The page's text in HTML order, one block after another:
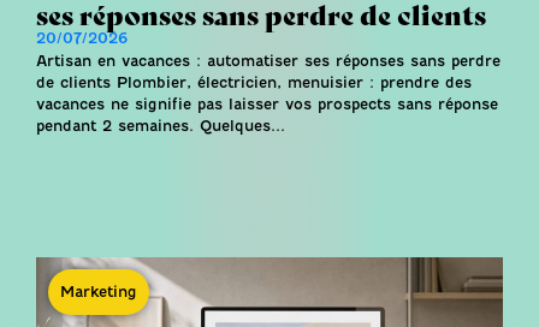
ses réponses sans perdre de clients
20/07/2026
Artisan en vacances : automatiser ses réponses sans perdre
de clients Plombier, électricien, menuisier : prendre des
vacances ne signifie pas laisser vos prospects sans réponse
pendant 2 semaines. Quelques...
Marketing